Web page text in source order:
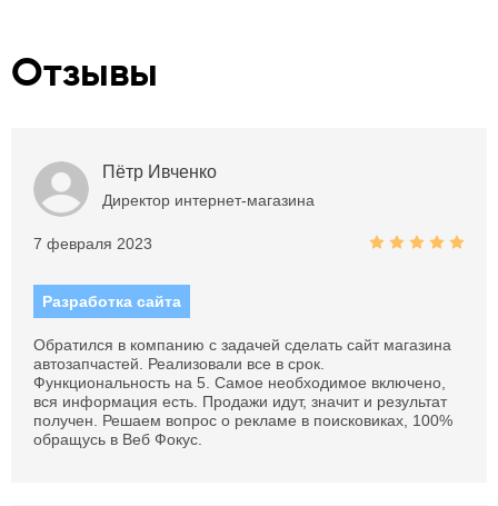
Отзывы
Пётр Ивченко
Директор интернет-магазина
7 февраля 2023
Разработка сайта
Обратился в компанию с задачей сделать сайт магазина
автозапчастей. Реализовали все в срок.
Функциональность на 5. Самое необходимое включено,
вся информация есть. Продажи идут, значит и результат
получен. Решаем вопрос о рекламе в поисковиках, 100%
обращусь в Веб Фокус.